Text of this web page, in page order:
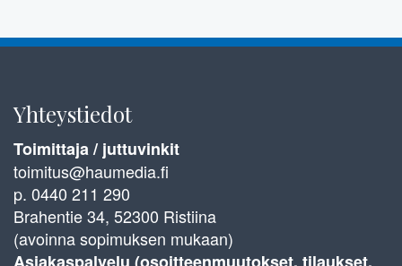
Yhteystiedot
Toimittaja / juttuvinkit
toimitus@haumedia.fi
p. 0440 211 290
Brahentie 34, 52300 Ristiina
(avoinna sopimuksen mukaan)
Asiakaspalvelu (osoitteenmuutokset, tilaukset,